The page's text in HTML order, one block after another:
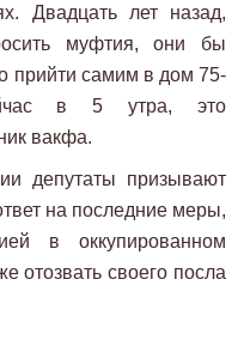
Двадцать лет назад,
муфтия, они бы
прийти самим в дом 75-
в 5 утра, это
вакфа.
депутаты призывают
на последние меры,
в оккупированном
отозвать своего посла